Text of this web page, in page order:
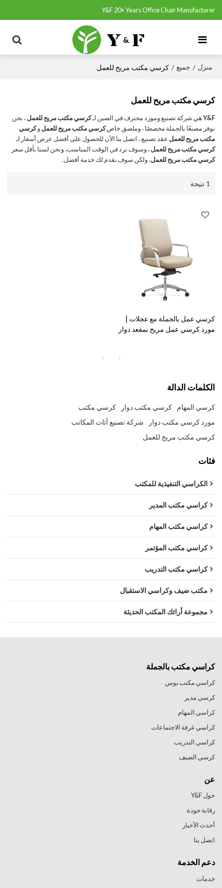
Y&F 20+ Years Office Chair Manufacturer
منزل / جميع / كرسي مكتب مريح للعمل
كرسي مكتب مريح للعمل
Y&Fهي شركة تصنيع ومورد محترف في الصين لـكرسي مكتب مريح للعمل ، نحن
نوفر مصنعًا بالجملة مخصصًا ، وملصق خاصكرسي مكتب مريح للعملوكرسي
مكتب مريح للعمل عقد تصنيع ، اتصل بنا الآن للحصول على أفضل عرض أسعار لـ
كرسي مكتب مريح للعمل ، وسوف نرد في الوقت المناسب، ونحن لسنا بأقل سعر
كرسي مكتب مريح للعمل، ولكن سوف نقدم لك خدمة أفضل.
1 نتيجة
كرسي عمل بالجملة مع عجلات |
مورد كرسي عمل مريح بمقعد دوار
الكلمات الدالة
كرسي المهام كرسي مكتب دوار
كرسي مكتب
مورد كرسي مكتب دوار
شركة تصنيع أثاث المكاتب
كرسي مكتب مريح للعمل
فئات
الكراسي التنفيذية للمكتب
كراسي مكتب المدير
كراسي مكتب المهام
كراسي مكتب المؤتمر
كراسي مكتب التدريب
مكتب ضيف وكراسي الاستقبال
مجموعة أرائك المكتب الحديثة
كراسي مكتب بالجملة
كراسي مكتب بوس
كرسي مدير
كراسي المهام
كراسي غرفة الاجتماعات
كراسي التدريب
كرسي الضيف
عن
حول Y&F
رقابة جودة
أحدث الأخبار
اتصل بنا
دعم الخدمة
خدمات